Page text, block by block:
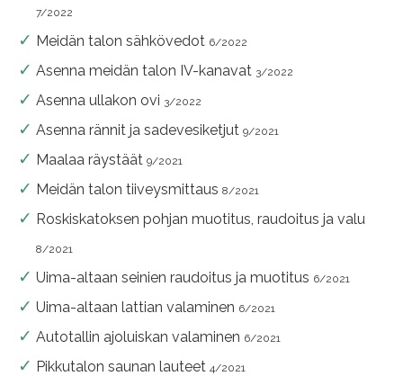
7/2022
Meidän talon sähkövedot 6/2022
Asenna meidän talon IV-kanavat 3/2022
Asenna ullakon ovi 3/2022
Asenna rännit ja sadevesiketjut 9/2021
Maalaa räystäät 9/2021
Meidän talon tiiveysmittaus 8/2021
Roskiskatoksen pohjan muotitus, raudoitus ja valu
8/2021
Uima-altaan seinien raudoitus ja muotitus 6/2021
Uima-altaan lattian valaminen 6/2021
Autotallin ajoluiskan valaminen 6/2021
Pikkutalon saunan lauteet 4/2021